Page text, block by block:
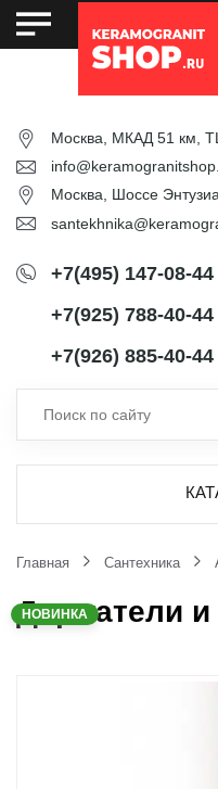
Москва, МКАД 51 км,
Москва, Шоссе
+7(495) 147-08-44
+7(925) 788-40-44
+7(926) 885-40-44
Главная Сантехника
Держатели
НОВИНКА